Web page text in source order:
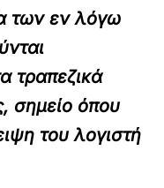
των εν λόγω
τραπεζικά
σημείο όπου
του λογιστή